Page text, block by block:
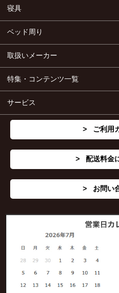
寝具
ベッド周り
取扱いメーカー
特集・コンテンツ一覧
サービス
ご利用
配送料金
お問い